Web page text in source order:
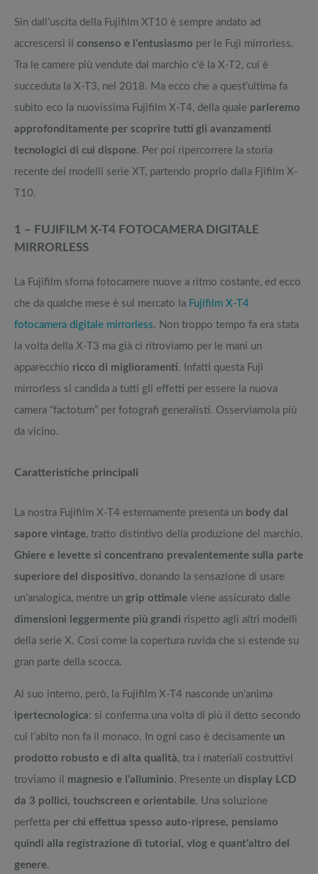
Sin dall’uscita della Fujifilm XT10 è sempre andato ad
accrescersi il consenso e l’entusiasmo per le Fuji mirrorless.
Tra le camere più vendute dal marchio c’è la X-T2, cui è
succeduta la X-T3, nel 2018. Ma ecco che a quest’ultima fa
subito eco la nuovissima Fujifilm X-T4, della quale parleremo
approfonditamente per scoprire tutti gli avanzamenti
tecnologici di cui dispone. Per poi ripercorrere la storia
recente dei modelli serie XT, partendo proprio dalla Fjifilm X-
T10.
1 – FUJIFILM X-T4 FOTOCAMERA DIGITALE
MIRRORLESS
La Fujifilm sforna fotocamere nuove a ritmo costante, ed ecco
che da qualche mese è sul mercato la Fujifilm X-T4
fotocamera digitale mirrorless. Non troppo tempo fa era stata
la volta della X-T3 ma già ci ritroviamo per le mani un
apparecchio ricco di miglioramenti. Infatti questa Fuji
mirrorless si candida a tutti gli effetti per essere la nuova
camera “factotum” per fotografi generalisti. Osserviamola più
da vicino.
Caratteristiche principali
La nostra Fujifilm X-T4 esternamente presenta un body dal
sapore vintage, tratto distintivo della produzione del marchio.
Ghiere e levette si concentrano prevalentemente sulla parte
superiore del dispositivo, donando la sensazione di usare
un’analogica, mentre un grip ottimale viene assicurato dalle
dimensioni leggermente più grandi rispetto agli altri modelli
della serie X. Così come la copertura ruvida che si estende su
gran parte della scocca.
Al suo interno, però, la Fujifilm X-T4 nasconde un’anima
ipertecnologica: si conferma una volta di più il detto secondo
cui l’abito non fa il monaco. In ogni caso è decisamente un
prodotto robusto e di alta qualità, tra i materiali costruttivi
troviamo il magnesio e l’alluminio. Presente un display LCD
da 3 pollici, touchscreen e orientabile. Una soluzione
perfetta per chi effettua spesso auto-riprese, pensiamo
quindi alla registrazione di tutorial, vlog e quant’altro del
genere.